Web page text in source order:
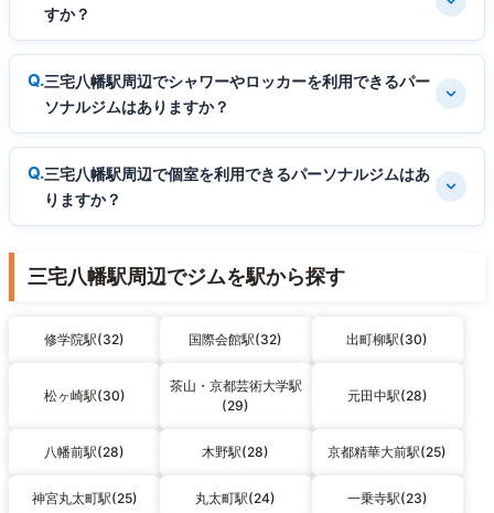
すか？
三宅八幡駅周辺でシャワーやロッカーを利用できるパー
ソナルジムはありますか？
三宅八幡駅周辺で個室を利用できるパーソナルジムはあ
りますか？
三宅八幡駅周辺でジムを駅から探す
修学院駅(32) 国際会館駅(32) 出町柳駅(30)
松ヶ崎駅(30)
茶山・京都芸術大学駅
(29)
元田中駅(28)
八幡前駅(28) 木野駅(28) 京都精華大前駅(25)
神宮丸太町駅(25) 丸太町駅(24) 一乗寺駅(23)